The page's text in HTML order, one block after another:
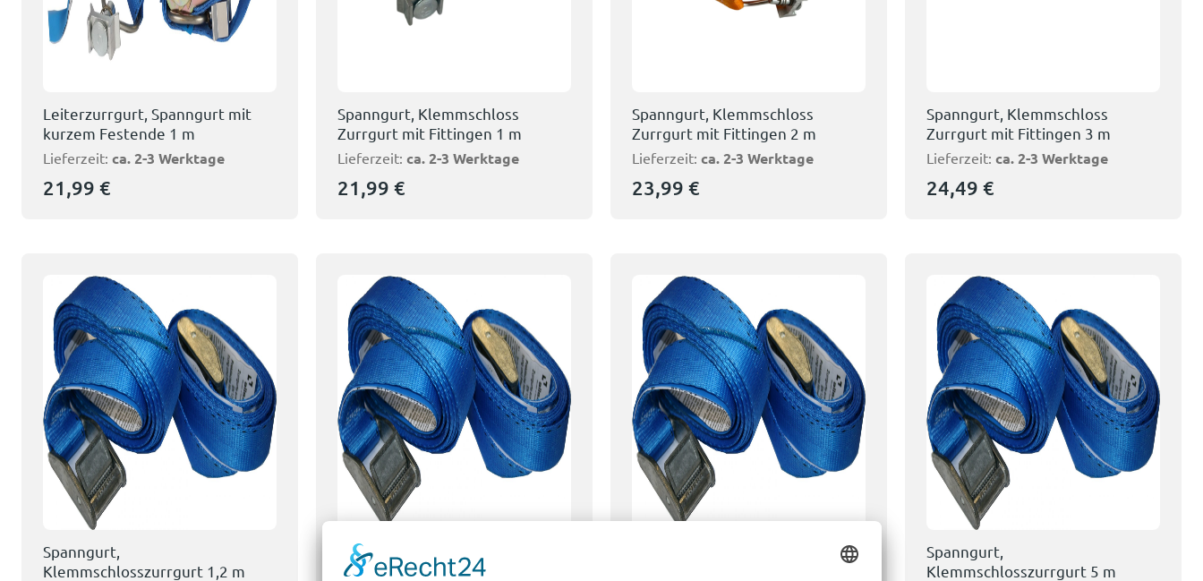
Leiterzurrgurt, Spanngurt mit
kurzem Festende 1 m
Lieferzeit: ca. 2-3 Werktage
21,99 €
Spanngurt, Klemmschloss
Zurrgurt mit Fittingen 1 m
Lieferzeit: ca. 2-3 Werktage
21,99 €
Spanngurt, Klemmschloss
Zurrgurt mit Fittingen 2 m
Lieferzeit: ca. 2-3 Werktage
23,99 €
Spanngurt, Klemmschloss
Zurrgurt mit Fittingen 3 m
Lieferzeit: ca. 2-3 Werktage
24,49 €
Spanngurt,
Klemmschlosszurrgurt 1,2 m
Spanngurt,
Klemmschlosszurrgurt 2 m
Spanngurt,
Klemmschlosszurrgurt 5 m